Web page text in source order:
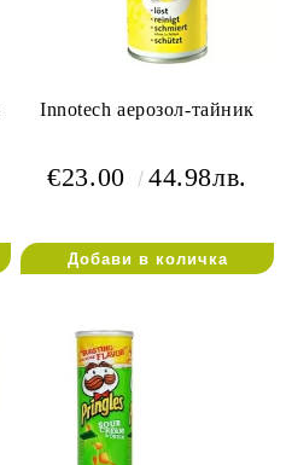
Innotech аерозол-тайник
€23.00 44.98лв.